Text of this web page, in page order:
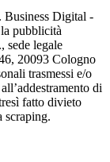
Digital -
pubblicità
sede legale
20093 Cologno
trasmessi e/o
di
fatto divieto
scraping.